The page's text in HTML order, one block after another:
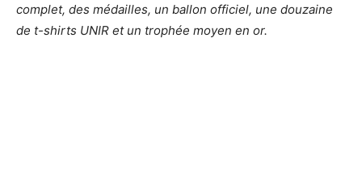
complet, des médailles, un ballon officiel, une douzaine
de t-shirts UNIR et un trophée moyen en or.